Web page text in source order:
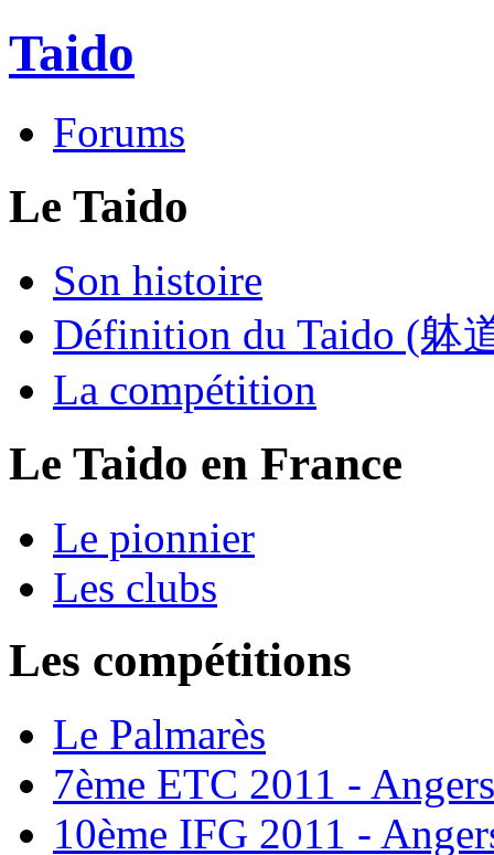
Taido
Forums
Le Taido
Son histoire
Définition du Taido (躰
La compétition
Le Taido en France
Le pionnier
Les clubs
Les compétitions
Le Palmarès
7ème ETC 2011 - Angers
10ème IFG 2011 -